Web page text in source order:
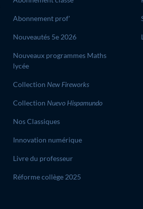
Abonnement prof'
Nouveautés 5e 2026
Nouveaux programmes Maths
lycée
Collection New Fireworks
Collection Nuevo Hispamundo
Nos Classiques
Innovation numérique
Livre du professeur
Réforme collège 2025